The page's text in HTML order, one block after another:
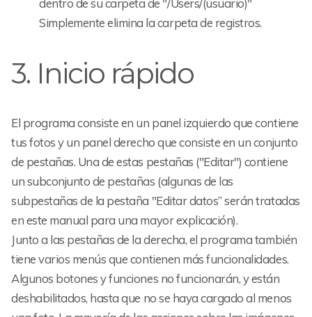
dentro de su carpeta de "/Users/(usuario)"
Simplemente elimina la carpeta de registros.
3. Inicio rápido
El programa consiste en un panel izquierdo que contiene
tus fotos y un panel derecho que consiste en un conjunto
de pestañas. Una de estas pestañas ("Editar") contiene
un subconjunto de pestañas (algunas de las
subpestañas de la pestaña "Editar datos” serán tratadas
en este manual para una mayor explicación).
Junto a las pestañas de la derecha, el programa también
tiene varios menús que contienen más funcionalidades.
Algunos botones y funciones no funcionarán, y están
deshabilitados, hasta que no se haya cargado al menos